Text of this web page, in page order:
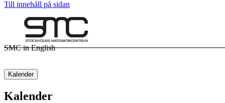
Till innehåll på sidan
SMC in English
Kalender
Kalender